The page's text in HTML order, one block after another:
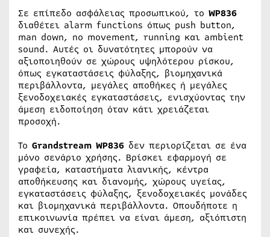
Σε επίπεδο ασφάλειας προσωπικού, το WP836
διαθέτει alarm functions όπως push button,
man down, no movement, running και ambient
sound. Αυτές οι δυνατότητες μπορούν να
αξιοποιηθούν σε χώρους υψηλότερου ρίσκου,
όπως εγκαταστάσεις φύλαξης, βιομηχανικά
περιβάλλοντα, μεγάλες αποθήκες ή μεγάλες
ξενοδοχειακές εγκαταστάσεις, ενισχύοντας την
άμεση ειδοποίηση όταν κάτι χρειάζεται
προσοχή.
Το Grandstream WP836 δεν περιορίζεται σε ένα
μόνο σενάριο χρήσης. Βρίσκει εφαρμογή σε
γραφεία, καταστήματα λιανικής, κέντρα
αποθήκευσης και διανομής, χώρους υγείας,
εγκαταστάσεις φύλαξης, ξενοδοχειακές μονάδες
και βιομηχανικά περιβάλλοντα. Οπουδήποτε η
επικοινωνία πρέπει να είναι άμεση, αξιόπιστη
και συνεχής.